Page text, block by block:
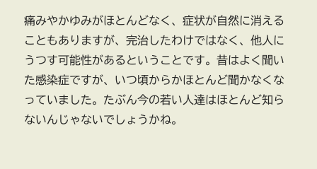
痛みやかゆみがほとんどなく、症状が自然に消える
こともありますが、完治したわけではなく、他人に
うつす可能性があるということです。昔はよく聞い
た感染症ですが、いつ頃からかほとんど聞かなくな
っていました。たぶん今の若い人達はほとんど知ら
ないんじゃないでしょうかね。